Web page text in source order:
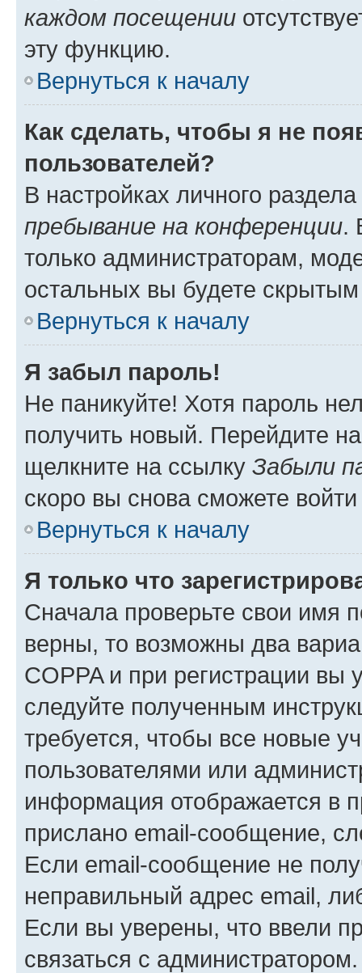
каждом посещении
эту функцию.
Вернуться к началу
Как сделать, чтобы я не
пользователей?
В настройках личного
пребывание на конференции.
только администраторам,
остальных вы будете
Вернуться к началу
Я забыл пароль!
Не паникуйте! Хотя пароль
получить новый. Перейдите
щелкните на ссылку Забыли
скоро вы снова сможете
Вернуться к началу
Я только что
Сначала проверьте свои имя
верны, то возможны два
COPPA и при регистрации вы
следуйте полученным
требуется, чтобы все новые
пользователями или
информация отображается в
прислано email-сообщение,
Если email-сообщение не
неправильный адрес email,
Если вы уверены, что ввели
связаться с администратором.